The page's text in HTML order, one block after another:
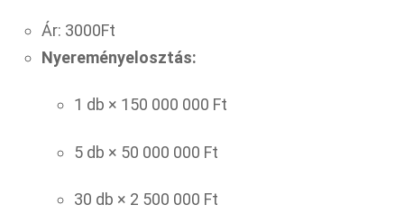
Ár: 3000Ft
Nyereményelosztás:
1 db × 150 000 000 Ft
5 db × 50 000 000 Ft
30 db × 2 500 000 Ft